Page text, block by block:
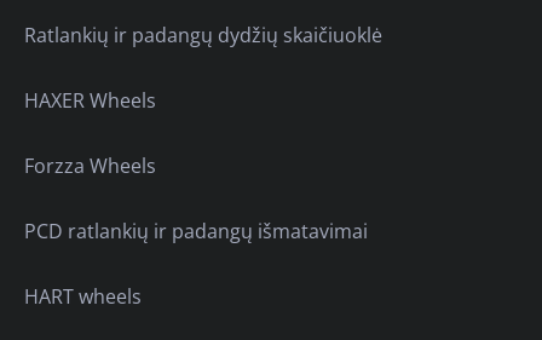
Ratlankių ir padangų dydžių skaičiuoklė
HAXER Wheels
Forzza Wheels
PCD ratlankių ir padangų išmatavimai
HART wheels